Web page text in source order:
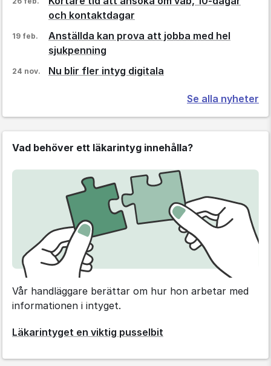
och kontaktdagar
19 feb.
Anställda kan prova att jobba med hel
sjukpenning
24 nov. Nu blir fler intyg digitala
Se alla nyheter
Vad behöver ett läkarintyg innehålla?
Vår handläggare berättar om hur hon arbetar med
informationen i intyget.
Läkarintyget en viktig pusselbit